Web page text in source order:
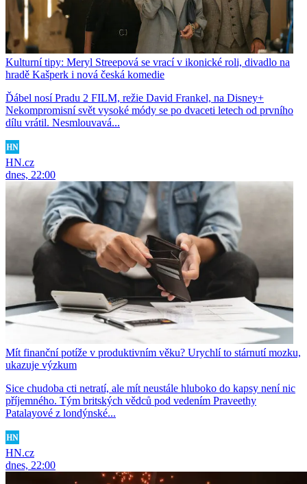
Kulturní tipy: Meryl Streepová se vrací v ikonické roli, divadlo na
hradě Kašperk i nová česká komedie
Ďábel nosí Pradu 2 FILM, režie David Frankel, na Disney+
Nekompromisní svět vysoké módy se po dvaceti letech od prvního
dílu vrátil. Nesmlouvavá...
HN.cz
dnes, 22:00
Mít finanční potíže v produktivním věku? Urychlí to stárnutí mozku,
ukazuje výzkum
Sice chudoba cti netratí, ale mít neustále hluboko do kapsy není nic
příjemného. Tým britských vědců pod vedením Praveethy
Patalayové z londýnské...
HN.cz
dnes, 22:00